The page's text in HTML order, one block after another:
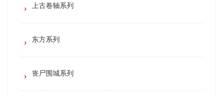
上古卷轴系列
东方系列
丧尸围城系列